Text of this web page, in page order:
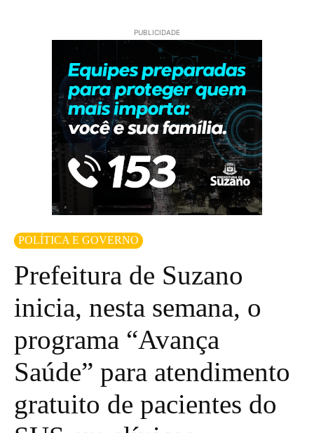
PUBLICIDADE
POLÍTICA E GOVERNO
Prefeitura de Suzano
inicia, nesta semana, o
programa “Avança
Saúde” para atendimento
gratuito de pacientes do